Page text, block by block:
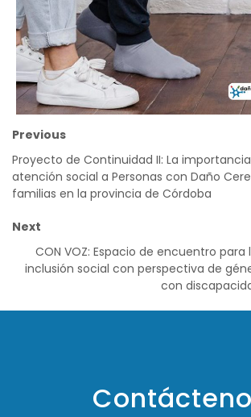
Previous
Proyecto de Continuidad II: La
atención social a Personas con Daño
familias en la provincia de Córdoba
Next
CON VOZ: Espacio de encuentro para
inclusión social con perspectiva de
con